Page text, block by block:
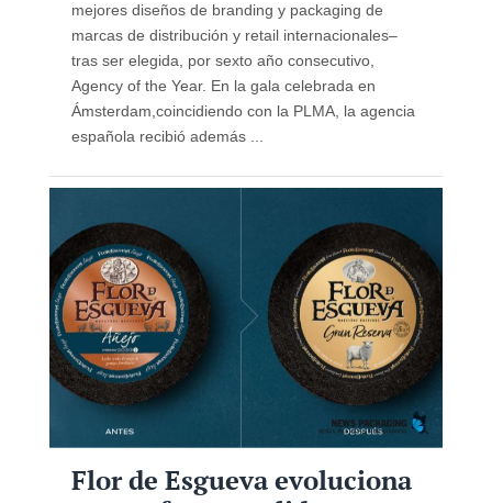
mejores diseños de branding y packaging de
marcas de distribución y retail internacionales–
tras ser elegida, por sexto año consecutivo,
Agency of the Year. En la gala celebrada en
Ámsterdam,coincidiendo con la PLMA, la agencia
española recibió además ...
Flor de Esgueva evoluciona